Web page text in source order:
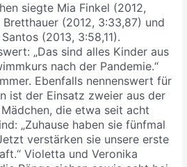
siegte Mia Finkel (2012,
(2012, 3:33,87) und
(2013, 3:58,11).
„Das sind alles Kinder aus
nach der Pandemie.“
Ebenfalls nennenswert für
ist der Einsatz zweier aus der
die etwa seit acht
„Zuhause haben sie fünfmal
verstärken sie unsere erste
Violetta und Veronika